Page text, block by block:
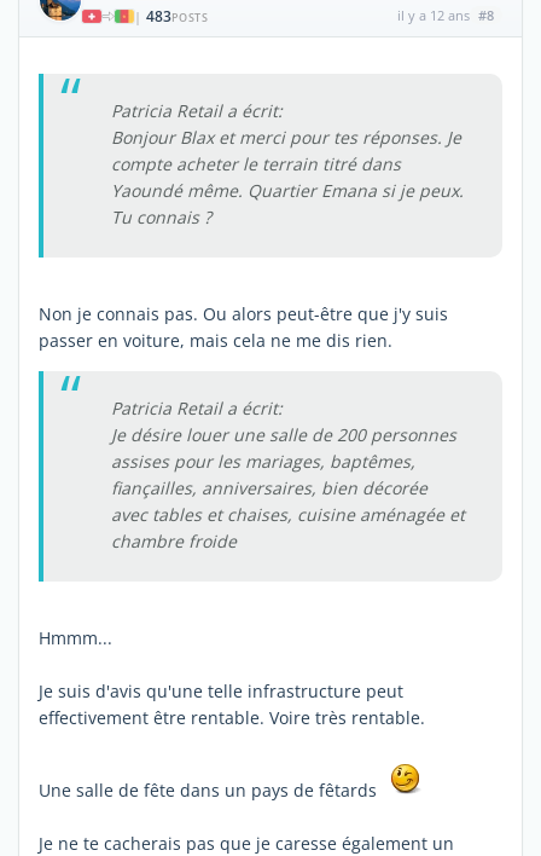
| 483POSTS il y a 12 ans #8
Patricia Retail a écrit:
Bonjour Blax et merci pour tes réponses. Je
compte acheter le terrain titré dans
Yaoundé même. Quartier Emana si je peux.
Tu connais ?
Non je connais pas. Ou alors peut-être que j'y suis
passer en voiture, mais cela ne me dis rien.
Patricia Retail a écrit:
Je désire louer une salle de 200 personnes
assises pour les mariages, baptêmes,
fiançailles, anniversaires, bien décorée
avec tables et chaises, cuisine aménagée et
chambre froide
Hmmm...
Je suis d'avis qu'une telle infrastructure peut
effectivement être rentable. Voire très rentable.
Une salle de fête dans un pays de fêtards
Je ne te cacherais pas que je caresse également un